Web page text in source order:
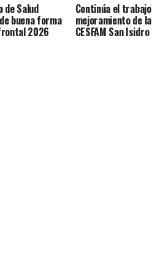
de Salud
buena forma
2026
Continúa el
mejoramiento de
CESFAM San